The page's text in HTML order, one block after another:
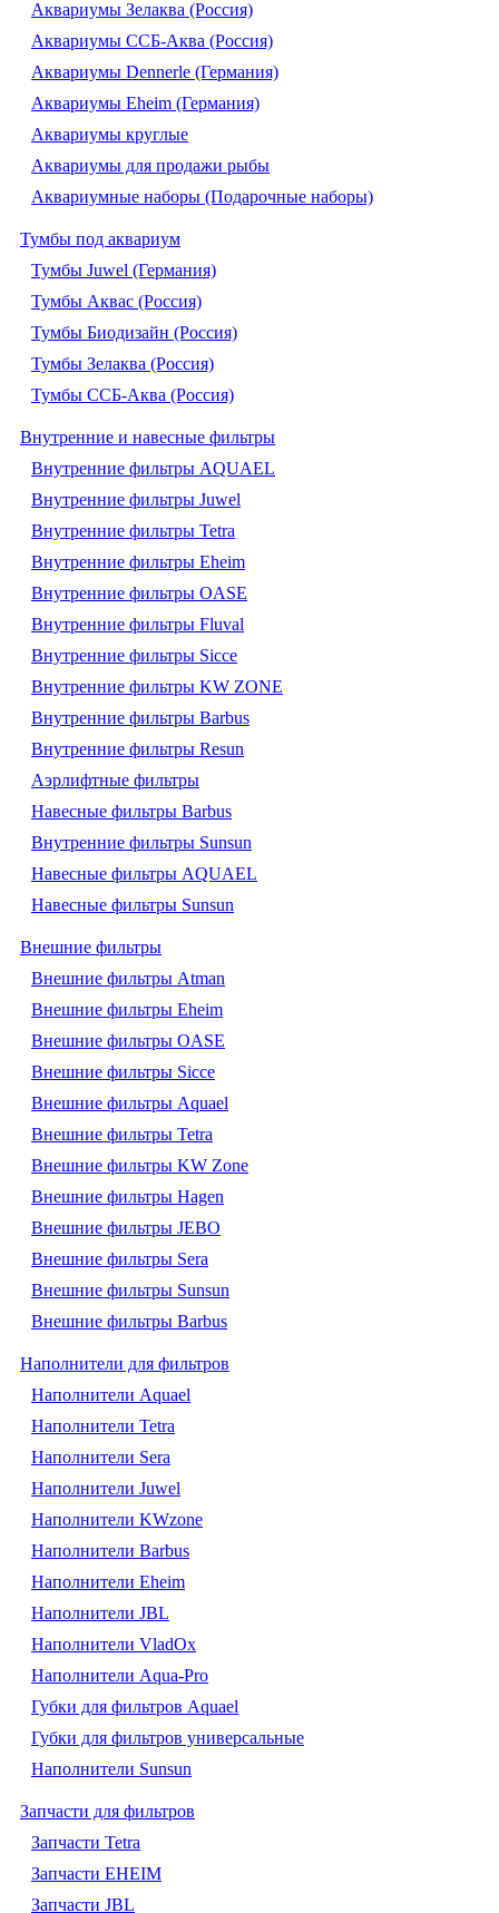
Аквариумы Зелаква (Россия)
Аквариумы ССБ-Аква (Россия)
Аквариумы Dennerle (Германия)
Аквариумы Eheim (Германия)
Аквариумы круглые
Аквариумы для продажи рыбы
Аквариумные наборы (Подарочные наборы)
Тумбы под аквариум
Тумбы Juwel (Германия)
Тумбы Аквас (Россия)
Тумбы Биодизайн (Россия)
Тумбы Зелаква (Россия)
Тумбы ССБ-Аква (Россия)
Внутренние и навесные фильтры
Внутренние фильтры AQUAEL
Внутренние фильтры Juwel
Внутренние фильтры Tetra
Внутренние фильтры Eheim
Внутренние фильтры OASE
Внутренние фильтры Fluval
Внутренние фильтры Sicce
Внутренние фильтры KW ZONE
Внутренние фильтры Barbus
Внутренние фильтры Resun
Аэрлифтные фильтры
Навесные фильтры Barbus
Внутренние фильтры Sunsun
Навесные фильтры AQUAEL
Навесные фильтры Sunsun
Внешние фильтры
Внешние фильтры Atman
Внешние фильтры Eheim
Внешние фильтры OASE
Внешние фильтры Sicce
Внешние фильтры Aquael
Внешние фильтры Tetra
Внешние фильтры KW Zone
Внешние фильтры Hagen
Внешние фильтры JEBO
Внешние фильтры Sera
Внешние фильтры Sunsun
Внешние фильтры Barbus
Наполнители для фильтров
Наполнители Aquael
Наполнители Tetra
Наполнители Sera
Наполнители Juwel
Наполнители KWzone
Наполнители Barbus
Наполнители Eheim
Наполнители JBL
Наполнители VladOx
Наполнители Aqua-Pro
Губки для фильтров Aquael
Губки для фильтров универсальные
Наполнители Sunsun
Запчасти для фильтров
Запчасти Tetra
Запчасти EHEIM
Запчасти JBL